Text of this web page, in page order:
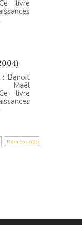
livre
: Benoit
livre
Dernière page